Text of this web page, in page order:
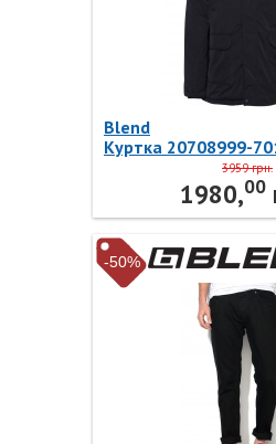
Blend
Куртка 20708999-
3959 грн.
1980,00
-50%